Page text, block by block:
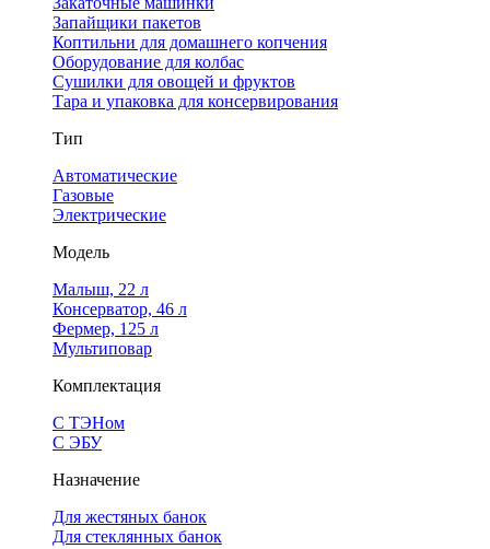
Запайщики пакетов
Коптильни для домашнего копчения
Оборудование для колбас
Сушилки для овощей и фруктов
Тара и упаковка для консервирования
Тип
Автоматические
Газовые
Электрические
Модель
Малыш, 22 л
Консерватор, 46 л
Фермер, 125 л
Мультиповар
Комплектация
С ТЭНом
С ЭБУ
Назначение
Для жестяных банок
Для стеклянных банок